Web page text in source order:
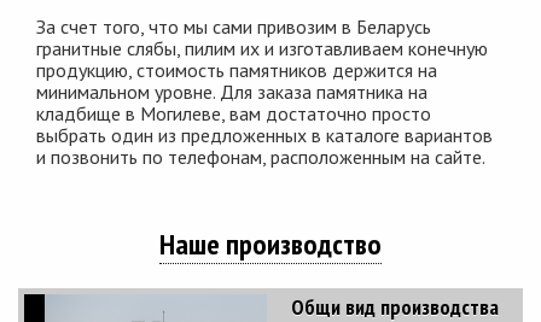
За счет того, что мы сами привозим в Беларусь
гранитные слябы, пилим их и изготавливаем конечную
продукцию, стоимость памятников держится на
минимальном уровне. Для заказа памятника на
кладбище в Могилеве, вам достаточно просто
выбрать один из предложенных в каталоге вариантов
и позвонить по телефонам, расположенным на сайте.
Наше производство
Общи вид производства